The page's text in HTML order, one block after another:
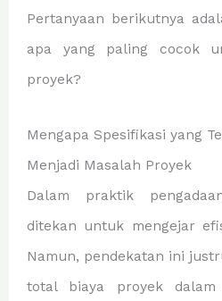
Pertanyaan berikutnya
apa yang paling cocok
proyek?
Mengapa Spesifikasi yang
Menjadi Masalah Proyek
Dalam praktik
ditekan untuk mengejar
Namun, pendekatan ini
total biaya proyek